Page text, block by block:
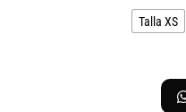
Talla XS